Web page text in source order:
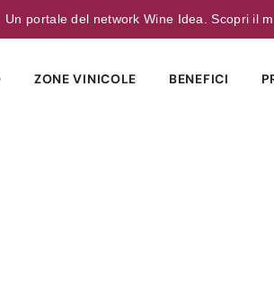
Un portale del network Wine Idea. Scopri il
ZONE VINICOLE BENEFICI